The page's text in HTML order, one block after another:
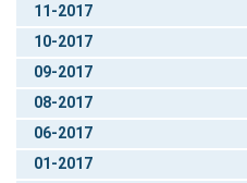
11-2017
10-2017
09-2017
08-2017
06-2017
01-2017